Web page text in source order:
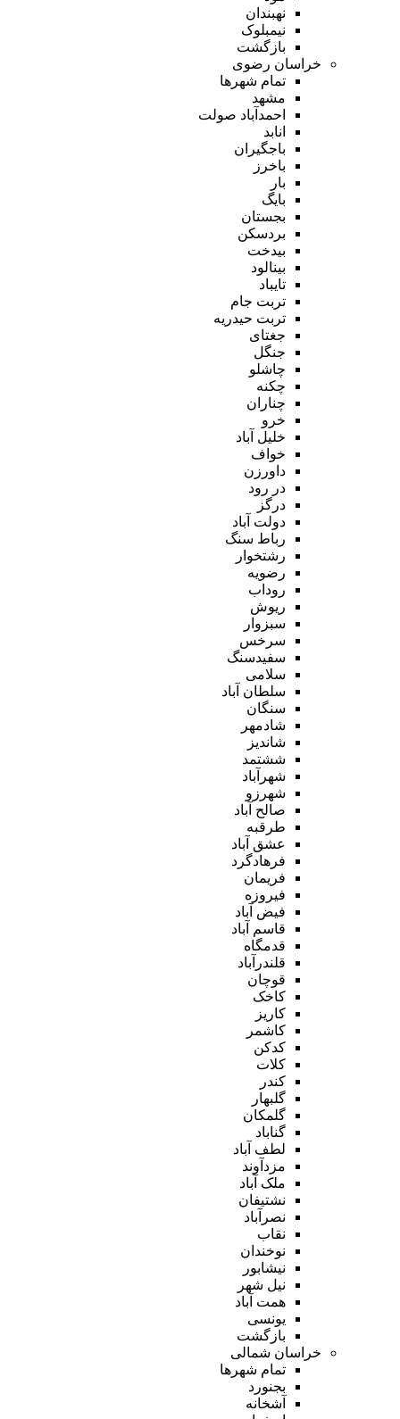
نهبندان
نیمبلوک
بازگشت
خراسان رضوی
تمام شهر‌ها
مشهد
احمدآباد صولت
انابد
باجگیران
باخرز
بار
بایگ
بجستان
بردسکن
بیدخت
بینالود
تایباد
تربت جام
تربت حیدریه
جغتای
جنگل
چاشلو
چکنه
چناران
خرو
خلیل آباد
خواف
داورزن
در رود
درگز
دولت آباد
رباط سنگ
رشتخوار
رضویه
روداب
ریوش
سبزوار
سرخس
سفیدسنگ
سلامی
سلطان آباد
سنگان
شادمهر
شاندیز
ششتمد
شهرآباد
شهرزو
صالح آباد
طرقبه
عشق آباد
فرهادگرد
فریمان
فیروزه
فیض آباد
قاسم آباد
قدمگاه
قلندرآباد
قوچان
کاخک
کاریز
کاشمر
کدکن
کلات
کندر
گلبهار
گلمکان
گناباد
لطف آباد
مزدآوند
ملک آباد
نشتیفان
نصرآباد
نقاب
نوخندان
نیشابور
نیل شهر
همت آباد
یونسی
بازگشت
خراسان شمالی
تمام شهر‌ها
بجنورد
آشخانه